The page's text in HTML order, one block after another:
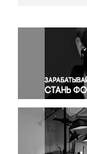
Религия
Спорт